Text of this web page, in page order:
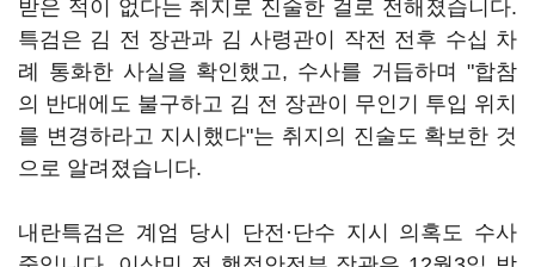
받은 적이 없다는 취지로 진술한 걸로 전해졌습니다.
특검은 김 전 장관과 김 사령관이 작전 전후 수십 차
례 통화한 사실을 확인했고, 수사를 거듭하며 "합참
의 반대에도 불구하고 김 전 장관이 무인기 투입 위치
를 변경하라고 지시했다"는 취지의 진술도 확보한 것
으로 알려졌습니다.
내란특검은 계엄 당시 단전·단수 지시 의혹도 수사